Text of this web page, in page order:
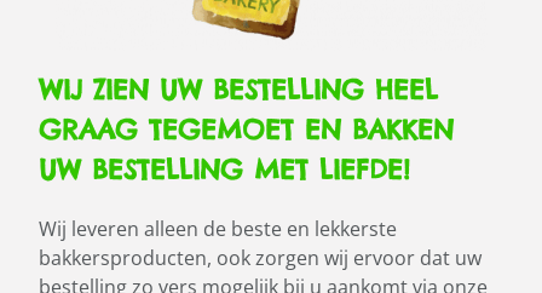
WIJ ZIEN UW BESTELLING HEEL
GRAAG TEGEMOET EN BAKKEN
UW BESTELLING MET LIEFDE!
Wij leveren alleen de beste en lekkerste
bakkersproducten, ook zorgen wij ervoor dat uw
bestelling zo vers mogelijk bij u aankomt via onze